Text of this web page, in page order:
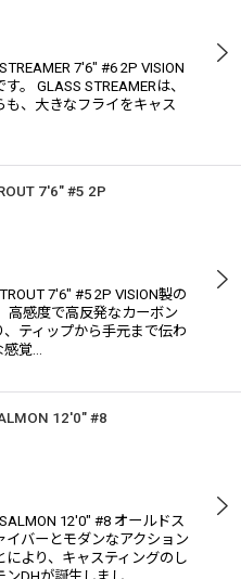
7'6" #6 2P VISION
。 GLASS STREAMERは、
も、大きなフライをキャス
7'6" #5 2P
7'6" #5 2P VISION製の
高感度で高反発なカーボン
、ティップから手元まで伝わ
感覚…
12'0" #8
SALMON 12'0" #8 オールドス
イバーとモダンなアクション
により、キャスティングのし